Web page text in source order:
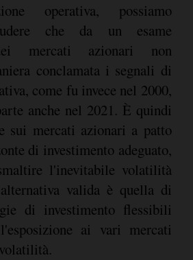
operativa, possiamo
che da un esame
mercati azionari non
conclamata i segnali di
come fu invece nel 2000,
anche nel 2021. È quindi
sui mercati azionari a patto
di investimento adeguato,
l'inevitabile volatilità
valida è quella di
di investimento flessibili
ai vari mercati